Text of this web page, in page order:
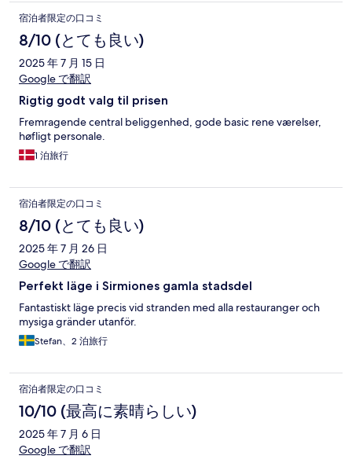
宿泊者限定の口コミ
8/10 (とても良い)
2025 年 7 月 15 日
Google で翻訳
Rigtig godt valg til prisen
Fremragende central beliggenhed, gode basic rene værelser,
høfligt personale.
1 泊旅行
宿泊者限定の口コミ
8/10 (とても良い)
2025 年 7 月 26 日
Google で翻訳
Perfekt läge i Sirmiones gamla stadsdel
Fantastiskt läge precis vid stranden med alla restauranger och
mysiga gränder utanför.
Stefan、2 泊旅行
宿泊者限定の口コミ
10/10 (最高に素晴らしい)
2025 年 7 月 6 日
Google で翻訳